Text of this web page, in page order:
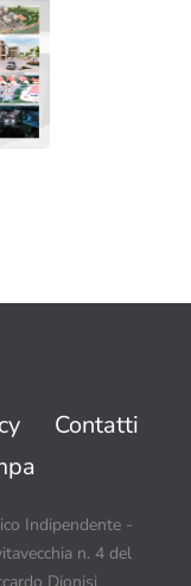
Contatti
Indipendente -
n. 4 del